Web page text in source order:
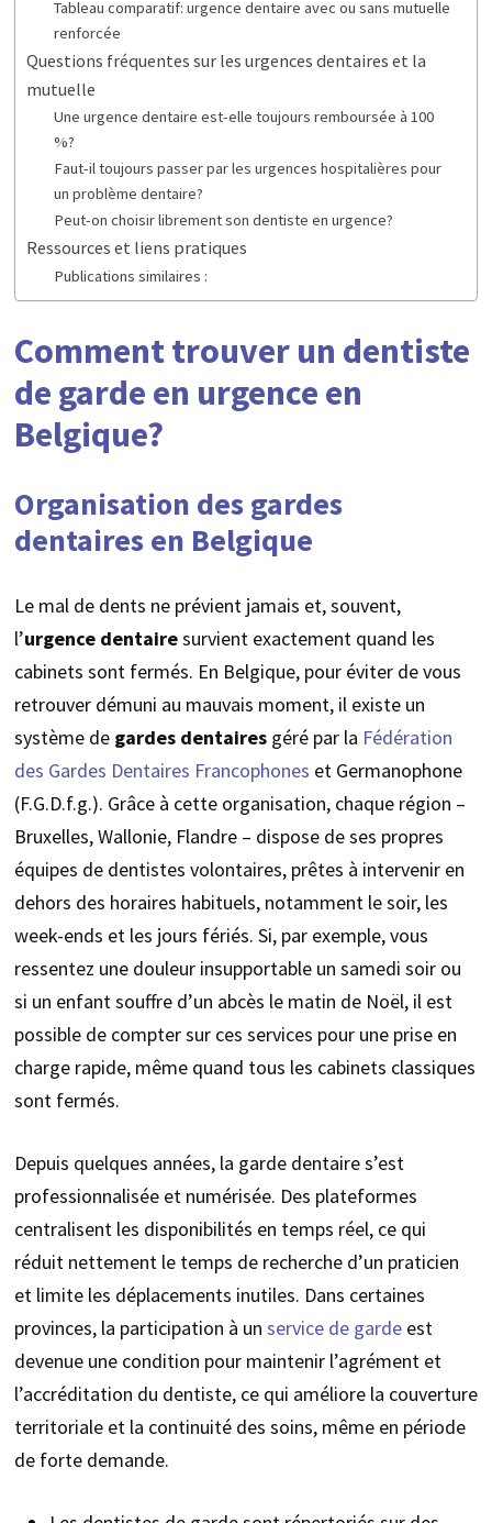
Tableau comparatif: urgence dentaire avec ou sans mutuelle
renforcée
Questions fréquentes sur les urgences dentaires et la
mutuelle
Une urgence dentaire est-elle toujours remboursée à 100
%?
Faut-il toujours passer par les urgences hospitalières pour
un problème dentaire?
Peut-on choisir librement son dentiste en urgence?
Ressources et liens pratiques
Publications similaires :
Comment trouver un dentiste
de garde en urgence en
Belgique?
Organisation des gardes
dentaires en Belgique
Le mal de dents ne prévient jamais et, souvent,
l’urgence dentairesurvient exactement quand les
cabinets sont fermés. En Belgique, pour éviter de vous
retrouver démuni au mauvais moment, il existe un
système de gardes dentairesgéré par la Fédération
des Gardes Dentaires Francophones et Germanophone
(F.G.D.f.g.). Grâce à cette organisation, chaque région –
Bruxelles, Wallonie, Flandre – dispose de ses propres
équipes de dentistes volontaires, prêtes à intervenir en
dehors des horaires habituels, notamment le soir, les
week-ends et les jours fériés. Si, par exemple, vous
ressentez une douleur insupportable un samedi soir ou
si un enfant souffre d’un abcès le matin de Noël, il est
possible de compter sur ces services pour une prise en
charge rapide, même quand tous les cabinets classiques
sont fermés.
Depuis quelques années, la garde dentaire s’est
professionnalisée et numérisée. Des plateformes
centralisent les disponibilités en temps réel, ce qui
réduit nettement le temps de recherche d’un praticien
et limite les déplacements inutiles. Dans certaines
provinces, la participation à un service de gardeest
devenue une condition pour maintenir l’agrément et
l’accréditation du dentiste, ce qui améliore la couverture
territoriale et la continuité des soins, même en période
de forte demande.